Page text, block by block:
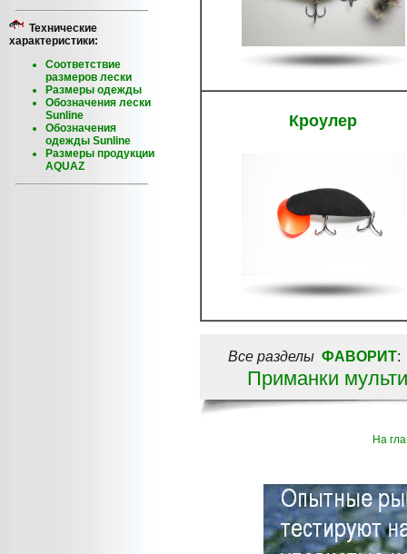
Технические
характеристики:
Соответствие
размеров лески
Размеры одежды
Обозначения лески
Sunline
Обозначения
одежды Sunline
Размеры продукции
AQUAZ
Кроулер
Все разделы ФАВОРИТ:
Приманки
На